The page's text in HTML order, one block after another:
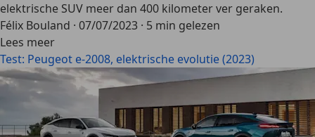
elektrische SUV meer dan 400 kilometer ver geraken.
Félix Bouland · 07/07/2023 · 5 min gelezen
Lees meer
Test: Peugeot e-2008, elektrische evolutie (2023)